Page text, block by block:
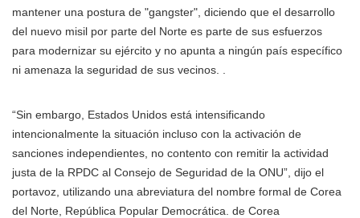
mantener una postura de "gangster", diciendo que el desarrollo
del nuevo misil por parte del Norte es parte de sus esfuerzos
para modernizar su ejército y no apunta a ningún país específico
ni amenaza la seguridad de sus vecinos. .
“Sin embargo, Estados Unidos está intensificando
intencionalmente la situación incluso con la activación de
sanciones independientes, no contento con remitir la actividad
justa de la RPDC al Consejo de Seguridad de la ONU”, dijo el
portavoz, utilizando una abreviatura del nombre formal de Corea
del Norte, República Popular Democrática. de Corea